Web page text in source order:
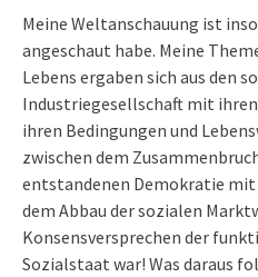
Meine Weltanschauung ist
angeschaut habe. Meine
Lebens ergaben sich aus den
Industriegesellschaft mit
ihren Bedingungen und
zwischen dem
entstandenen Demokratie
dem Abbau der sozialen
Konsensversprechen der
Sozialstaat war! Was daraus